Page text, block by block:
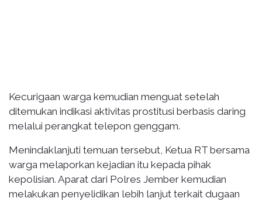
Kecurigaan warga kemudian menguat setelah
ditemukan indikasi aktivitas prostitusi berbasis daring
melalui perangkat telepon genggam.
Menindaklanjuti temuan tersebut, Ketua RT bersama
warga melaporkan kejadian itu kepada pihak
kepolisian. Aparat dari Polres Jember kemudian
melakukan penyelidikan lebih lanjut terkait dugaan